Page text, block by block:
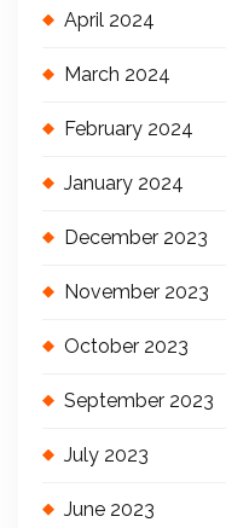
April 2024
March 2024
February 2024
January 2024
December 2023
November 2023
October 2023
September 2023
July 2023
June 2023